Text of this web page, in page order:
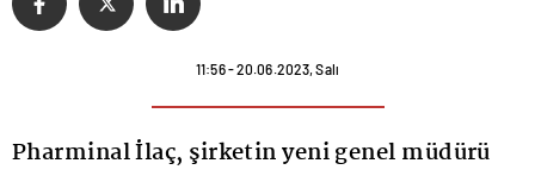
11:56 - 20.06.2023, Salı
Pharminal İlaç, şirketin yeni genel müdürü